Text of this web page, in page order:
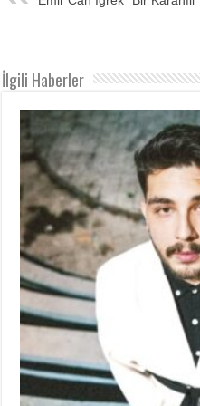
İlgili Haberler